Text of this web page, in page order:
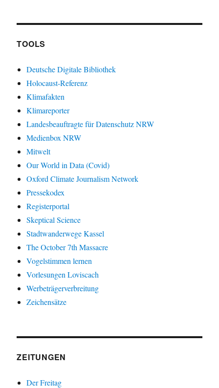
TOOLS
Deutsche Digitale Bibliothek
Holocaust-Referenz
Klimafakten
Klimareporter
Landesbeauftragte für Datenschutz NRW
Medienbox NRW
Mitwelt
Our World in Data (Covid)
Oxford Climate Journalism Network
Pressekodex
Registerportal
Skeptical Science
Stadtwanderwege Kassel
The October 7th Massacre
Vogelstimmen lernen
Vorlesungen Loviscach
Werbeträgerverbreitung
Zeichensätze
ZEITUNGEN
Der Freitag